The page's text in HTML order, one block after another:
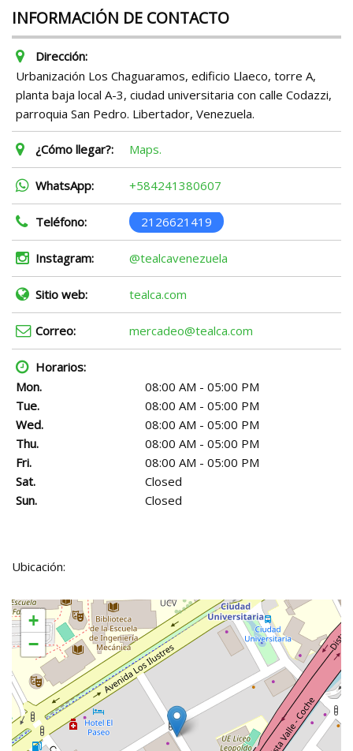
INFORMACIÓN DE CONTACTO
Dirección:
Urbanización Los Chaguaramos, edificio Llaeco, torre A,
planta baja local A-3, ciudad universitaria con calle Codazzi,
parroquia San Pedro. Libertador, Venezuela.
¿Cómo llegar?: Maps.
WhatsApp: +584241380607
Teléfono: 2126621419
Instagram: @tealcavenezuela
Sitio web: tealca.com
Correo: mercadeo@tealca.com
Horarios:
Mon.
08:00 AM - 05:00 PM
Tue.
08:00 AM - 05:00 PM
Wed.
08:00 AM - 05:00 PM
Thu.
08:00 AM - 05:00 PM
Fri.
08:00 AM - 05:00 PM
Sat.
Closed
Sun.
Closed
Ubicación:
+
−